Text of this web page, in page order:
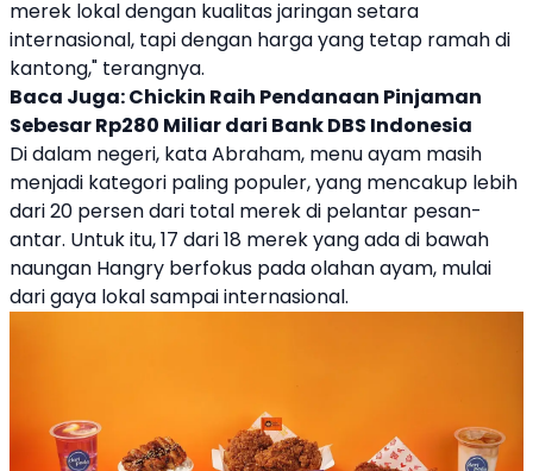
merek lokal dengan kualitas jaringan setara
internasional, tapi dengan harga yang tetap ramah di
kantong," terangnya.
Baca Juga:Chickin Raih Pendanaan Pinjaman
Sebesar Rp280 Miliar dari Bank DBS Indonesia
Di dalam negeri, kata Abraham, menu ayam masih
menjadi kategori paling populer, yang mencakup lebih
dari 20 persen dari total merek di pelantar pesan-
antar. Untuk itu, 17 dari 18 merek yang ada di bawah
naungan Hangry berfokus pada olahan ayam, mulai
dari gaya lokal sampai internasional.